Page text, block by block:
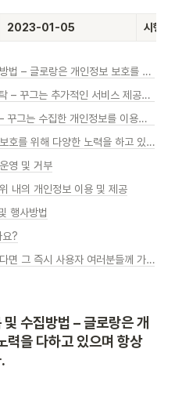
2023-01-05 시행일
1. 수집하는 개인정보의 항목 및 수집방법 – 글로랑은 개인정보 보호를 위해 최선의 노력을 다하고 있으며 항상 최소한의 정보를 수집합니다.
2. 개인정보의 제3자 제공 및 처리위탁 – 꾸그는 추가적인 서비스 제공이나 관련 자료/키트 배송 및 사용자들의 더 나은 서비스 경험을 위해서 이용자의 동의를 받아 개인정보를 제3자에게 제공하거나 업무의 일부를 위탁하고 있습니다.
3. 개인정보 보유 및 이용기간, 파기 – 꾸그는 수집한 개인정보를 이용목적이 달성되면 법령이나 내부 방침에 따라 지체없이 파기하여 사용자들의 개인정보를 지키기 위해서 노력하고 있습니다.
4. 꾸그는 사용자들의 안정적인 정보보호를 위해 다양한 노력을 하고 있습니다.
영 및 거부
내의 개인정보 이용 및 제공
행사방법
요?
9. 만약 개인정보 처리방침이 변경된다면 그 즉시 사용자 여러분들께 가장 먼저 알려드리겠습니다.
수집방법 – 글로랑은 개
력을 다하고 있으며 항상